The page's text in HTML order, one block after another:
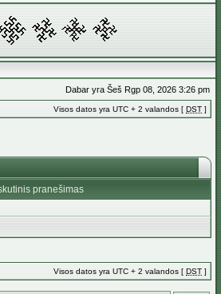
Dabar yra Šeš Rgp 08, 2026 3:26 pm
Visos datos yra UTC + 2 valandos [ DST ]
pranešimas
Visos datos yra UTC + 2 valandos [ DST ]